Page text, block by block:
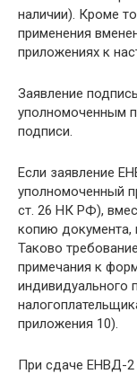
наличии). Кроме
применения
приложениях к
Заявление
уполномоченным
подписи.
Если заявление
уполномоченный
ст. 26 НК РФ),
копию
Таково
примечания к
индивидуального
приложения 10).
При сдаче ЕНВД-2